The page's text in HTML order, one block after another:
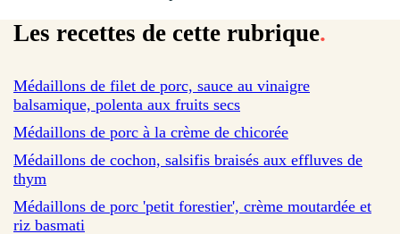
Les recettes de cette rubrique.
Médaillons de filet de porc, sauce au vinaigre
balsamique, polenta aux fruits secs
sur 5 avis
Médaillons de porc à la crème de chicorée
sur 1 avis
Médaillons de cochon, salsifis braisés aux effluves de
thym
sur 68 avis
Médaillons de porc 'petit forestier', crème moutardée et
riz basmati